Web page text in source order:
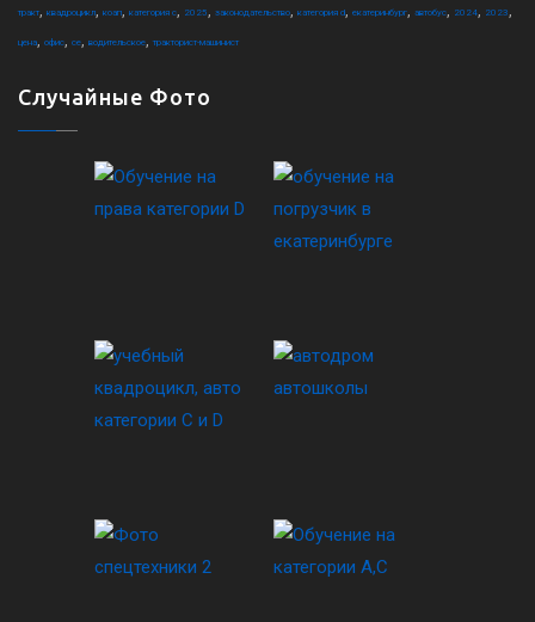
тракт, квадроцикл, коап, категория c, 2025, законодательство, категория d, екатеринбург, автобус, 2024, 2023,
цена, офис, ce, водительское, тракторист-машинист
Случайные Фото